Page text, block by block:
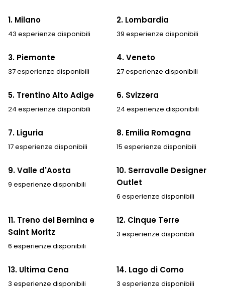
c
y
*
1. Milano
43 esperienze disponibili
2. Lombardia
39 esperienze disponibili
3. Piemonte
37 esperienze disponibili
4. Veneto
27 esperienze disponibili
5. Trentino Alto Adige
24 esperienze disponibili
6. Svizzera
24 esperienze disponibili
7. Liguria
17 esperienze disponibili
8. Emilia Romagna
15 esperienze disponibili
9. Valle d'Aosta
9 esperienze disponibili
10. Serravalle Designer
Outlet
6 esperienze disponibili
11. Treno del Bernina e
Saint Moritz
6 esperienze disponibili
12. Cinque Terre
3 esperienze disponibili
13. Ultima Cena
3 esperienze disponibili
14. Lago di Como
3 esperienze disponibili